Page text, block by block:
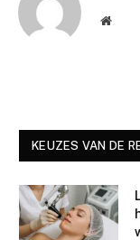
KEUZES VAN DE